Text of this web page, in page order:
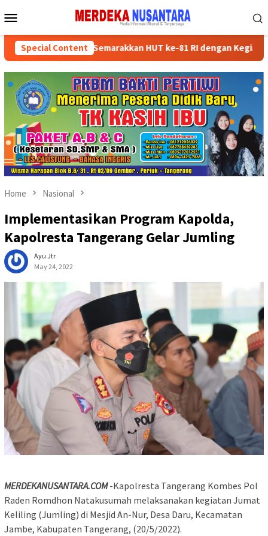
to
Menu
Special Content
Kader Partai Semarakkan HUT ke-81 RI dengan Kegiatan
Home Nasional
Implementasikan Program Kapolda,
Kapolresta Tangerang Gelar Jumling
Ayu Jtr
May 24, 2022
MERDEKANUSANTARA.COM-Kapolresta Tangerang Kombes Pol
Raden Romdhon Natakusumah melaksanakan kegiatan Jumat
Keliling (Jumling) di Mesjid An-Nur, Desa Daru, Kecamatan
Jambe, Kabupaten Tangerang, (20/5/2022).